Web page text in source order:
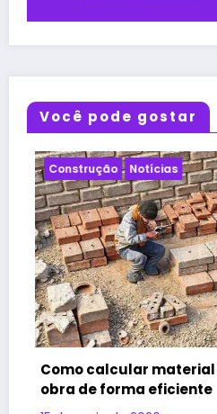
Você pode gostar
para sua
Notícias